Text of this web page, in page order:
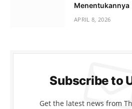
Menentukannya
APRIL 8, 2026
Subscribe to
Get the latest news from